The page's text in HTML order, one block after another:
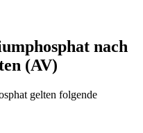
nach
(AV)
gelten folgende